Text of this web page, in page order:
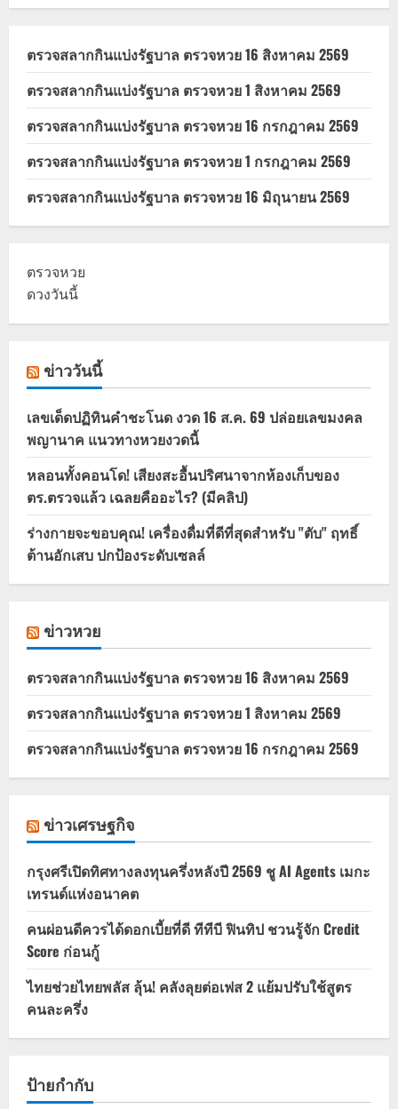
ตรวจสลากกินแบ่งรัฐบาล ตรวจหวย 16 สิงหาคม 2569
ตรวจสลากกินแบ่งรัฐบาล ตรวจหวย 1 สิงหาคม 2569
ตรวจสลากกินแบ่งรัฐบาล ตรวจหวย 16 กรกฎาคม 2569
ตรวจสลากกินแบ่งรัฐบาล ตรวจหวย 1 กรกฎาคม 2569
ตรวจสลากกินแบ่งรัฐบาล ตรวจหวย 16 มิถุนายน 2569
ตรวจหวย
ดวงวันนี้
ข่าววันนี้
เลขเด็ดปฏิทินคำชะโนด งวด 16 ส.ค. 69 ปล่อยเลขมงคล
พญานาค แนวทางหวยงวดนี้
หลอนทั้งคอนโด! เสียงสะอื้นปริศนาจากห้องเก็บของ
ตร.ตรวจแล้ว เฉลยคืออะไร? (มีคลิป)
ร่างกายจะขอบคุณ! เครื่องดื่มที่ดีที่สุดสำหรับ "ตับ" ฤทธิ์
ต้านอักเสบ ปกป้องระดับเซลล์
ข่าวหวย
ตรวจสลากกินแบ่งรัฐบาล ตรวจหวย 16 สิงหาคม 2569
ตรวจสลากกินแบ่งรัฐบาล ตรวจหวย 1 สิงหาคม 2569
ตรวจสลากกินแบ่งรัฐบาล ตรวจหวย 16 กรกฎาคม 2569
ข่าวเศรษฐกิจ
กรุงศรีเปิดทิศทางลงทุนครึ่งหลังปี 2569 ชู AI Agents เมกะ
เทรนด์แห่งอนาคต
คนผ่อนดีควรได้ดอกเบี้ยที่ดี ทีทีบี ฟินทิป ชวนรู้จัก Credit
Score ก่อนกู้
ไทยช่วยไทยพลัส ลุ้น! คลังลุยต่อเฟส 2 แย้มปรับใช้สูตร
คนละครึ่ง
ป้ายกำกับ